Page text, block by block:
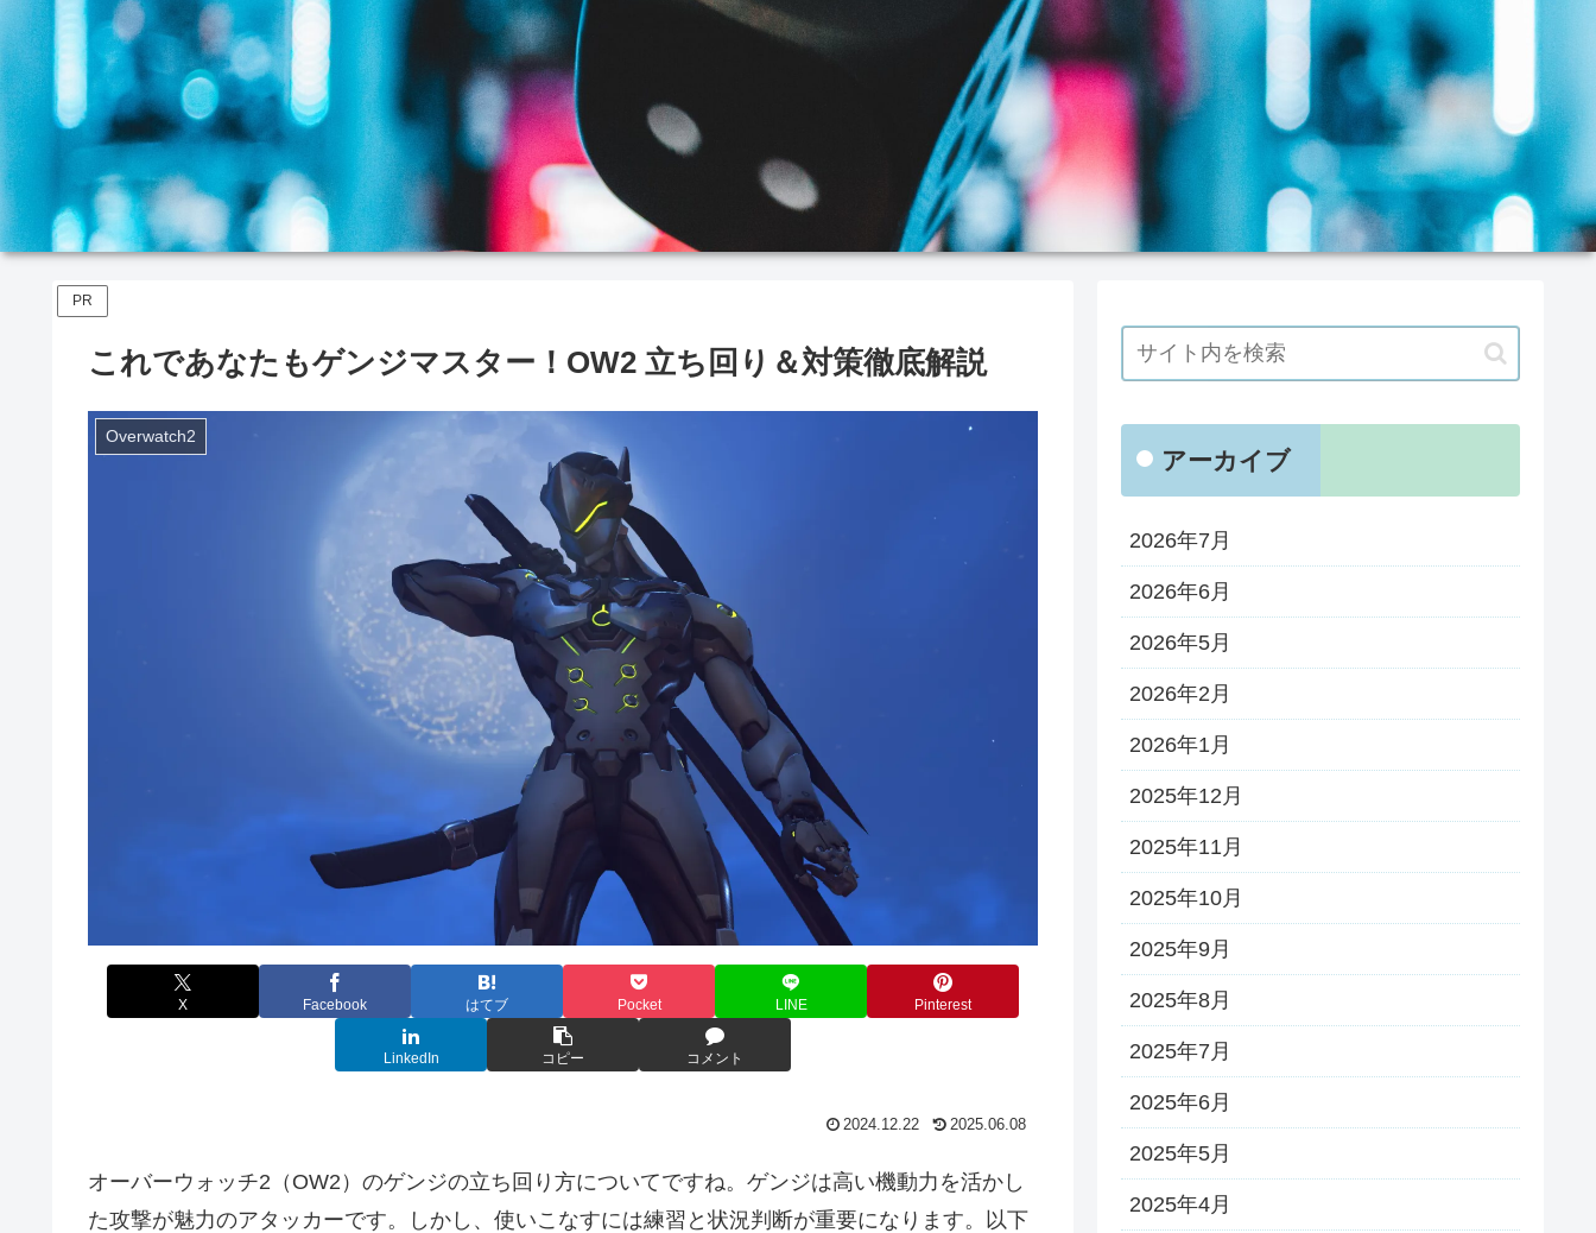
PR
これであなたもゲンジマスター！OW2 立ち回り＆対策徹底解説
Overwatch2
X Facebook はてブ Pocket LINE Pinterest
LinkedIn コピー コメント
2024.12.22 2025.06.08
オーバーウォッチ2（OW2）のゲンジの立ち回り方についてですね。ゲンジは高い機動力を活かし
た攻撃が魅力のアタッカーです。しかし、使いこなすには練習と状況判断が重要になります。以下
アーカイブ
2026年7月
2026年6月
2026年5月
2026年2月
2026年1月
2025年12月
2025年11月
2025年10月
2025年9月
2025年8月
2025年7月
2025年6月
2025年5月
2025年4月